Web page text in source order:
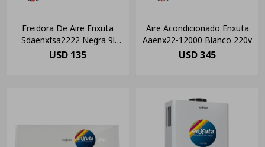
Freidora De Aire Enxuta
Sdaenxfsa2222 Negra 9l
1300w 220v
USD 135
Aire Acondicionado Enxuta
Aaenx22-12000 Blanco 220v
USD345